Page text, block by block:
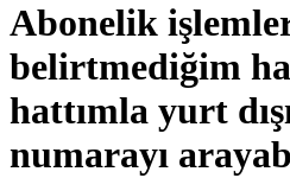
Abonelik
belirtmediğim
hattımla yurt
numarayı